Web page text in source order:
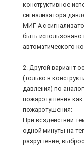
конструктивное
сигнализатора
МИГ А с
быть использовано
автоматического
2. Другой вариант
(только в
давления) по
пожаротушения как
пожаротушения:
При воздействии
одной минуты на
разрушение,